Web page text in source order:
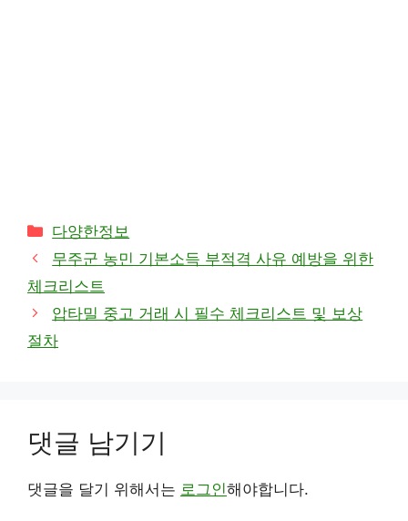
카
테
리
다양한정보
무주군 농민 기본소득 부적격 사유 예방을 위한
체크리스트
압타밀 중고 거래 시 필수 체크리스트 및 보상
절차
댓글 남기기
댓글을 달기 위해서는 로그인해야합니다.